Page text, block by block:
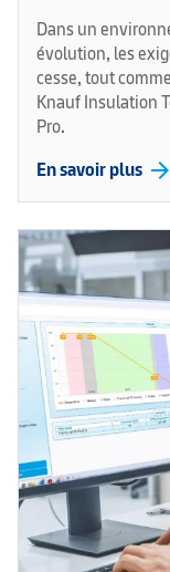
Dans un
évolution, les
cesse, tout
Knauf Insulation
Pro.
En savoir plus arrow_forward